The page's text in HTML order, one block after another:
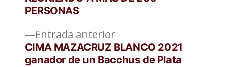
entradas
Entrada anteriorEntrada
anterior:
CIMA MAZACRUZ BLANCO 2021
ganador de un Bacchus de Plata
PERSONAS